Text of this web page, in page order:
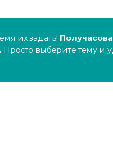
их задать!
Просто выберите тему и